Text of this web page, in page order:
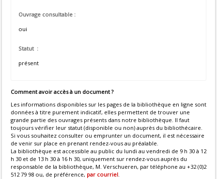
Ouvrage consultable :
oui
Statut :
présent
Comment avoir accès à un document ?
Les informations disponibles sur les pages de la bibliothèque en ligne sont
données à titre purement indicatif, elles permettent de trouver une
grande partie des ouvrages présents dans notre bibliothèque. Il faut
toujours vérifier leur statut (disponible ou non) auprès du bibliothécaire.
Si vous souhaitez consulter ou emprunter un document, il est nécessaire
de venir sur place en prenant rendez-vous au préalable.
La bibliothèque est accessible au public du lundi au vendredi de 9 h 30 à 12
h 30 et de 13 h 30 à 16 h 30, uniquement sur rendez-vous auprès du
responsable de la bibliothèque, M. Verschueren, par téléphone au +32 (0)2
512 79 98 ou, de préférence, par courriel.